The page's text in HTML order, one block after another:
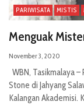
PARIWISATA MISTIS
Menguak
November 3, 2020
WBN, Tasikmalaya
Stone di Jahyang
Kalangan Akademisi.